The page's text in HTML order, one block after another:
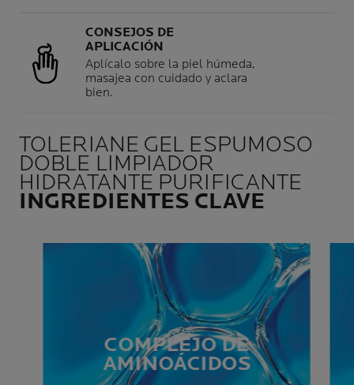
CONSEJOS DE
APLICACIÓN
Aplícalo sobre la piel húmeda,
masajea con cuidado y aclara
bien.
TOLERIANE GEL ESPUMOSO
DOBLE LIMPIADOR
HIDRATANTE PURIFICANTE
INGREDIENTES CLAVE
COMPLEJO DE
AMINOÁCIDOS